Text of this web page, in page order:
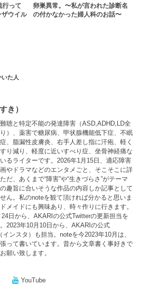
行って
ザウイル
卵巣異常。〜私が言われた診断名
の付かなかった婦人科のお話〜
た人
き）
聴と特定不能の発達障害（ASD,ADHD,LD全
）、薬害で糖尿病、甲状腺機能低下症、不眠
、脂漏性皮膚炎、右手人差し指に汗疱、軽く
り減り、軽度に近いすべり症、坐骨神経痛な
るライターです。2026年1月15日、適応障害
やドラマなどのエンタメごと、そこそこに詳
だ、あくまで“障害”や“生きづらさ”がテーマ
趣旨に合いそうな作品の内容しか記事として
ん。私のnoteを観て頂ければ分かると思いま
メイドにも興味あり、時々作りに行きます。
24日から、AKARIの公式Twitterの更新担当を
2023年10月10日から、AKARIの公式
インスタ）も担当。noteを今2023年10月は、
って書いています。昔から文章書く事好きで
願い致します。
YouTube